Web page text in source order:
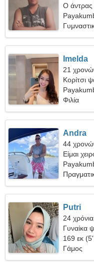
Ο άντρας
Imelda
21
Κορίτσι
Φιλία
Andra
44
Είμαι
γυναίκα
Putri
24
Γυναίκα
169 εκ
Γάμος